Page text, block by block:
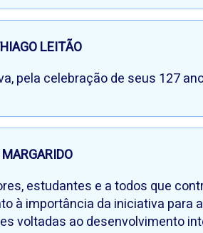
LEITÃO
pela celebração de seus 127
MARGARIDO
estudantes e a todos que
à importância da iniciativa para
voltadas ao desenvolvimento